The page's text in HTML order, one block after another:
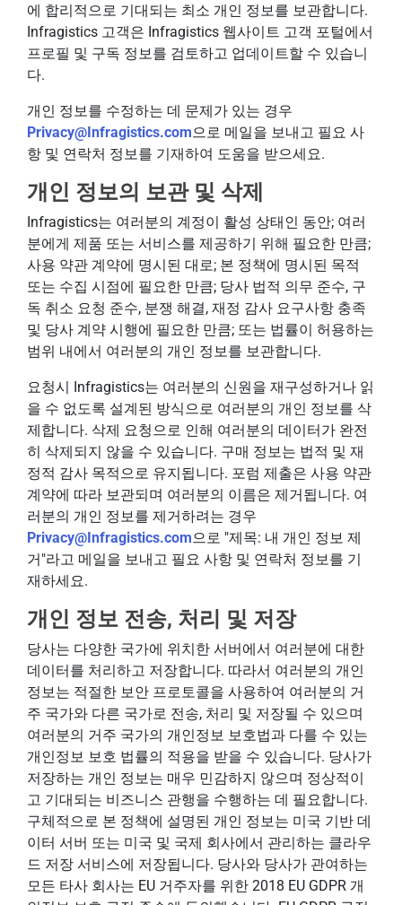
에 합리적으로 기대되는 최소 개인 정보를 보관합니다.
Infragistics 고객은 Infragistics 웹사이트 고객 포털에서
프로필 및 구독 정보를 검토하고 업데이트할 수 있습니
다.
개인 정보를 수정하는 데 문제가 있는 경우
Privacy@Infragistics.com으로 메일을 보내고 필요 사
항 및 연락처 정보를 기재하여 도움을 받으세요.
개인 정보의 보관 및 삭제
Infragistics는 여러분의 계정이 활성 상태인 동안; 여러
분에게 제품 또는 서비스를 제공하기 위해 필요한 만큼;
사용 약관 계약에 명시된 대로; 본 정책에 명시된 목적
또는 수집 시점에 필요한 만큼; 당사 법적 의무 준수, 구
독 취소 요청 준수, 분쟁 해결, 재정 감사 요구사항 충족
및 당사 계약 시행에 필요한 만큼; 또는 법률이 허용하는
범위 내에서 여러분의 개인 정보를 보관합니다.
요청시 Infragistics는 여러분의 신원을 재구성하거나 읽
을 수 없도록 설계된 방식으로 여러분의 개인 정보를 삭
제합니다. 삭제 요청으로 인해 여러분의 데이터가 완전
히 삭제되지 않을 수 있습니다. 구매 정보는 법적 및 재
정적 감사 목적으로 유지됩니다. 포럼 제출은 사용 약관
계약에 따라 보관되며 여러분의 이름은 제거됩니다. 여
러분의 개인 정보를 제거하려는 경우
Privacy@Infragistics.com으로 "제목: 내 개인 정보 제
거"라고 메일을 보내고 필요 사항 및 연락처 정보를 기
재하세요.
개인 정보 전송, 처리 및 저장
당사는 다양한 국가에 위치한 서버에서 여러분에 대한
데이터를 처리하고 저장합니다. 따라서 여러분의 개인
정보는 적절한 보안 프로토콜을 사용하여 여러분의 거
주 국가와 다른 국가로 전송, 처리 및 저장될 수 있으며
여러분의 거주 국가의 개인정보 보호법과 다를 수 있는
개인정보 보호 법률의 적용을 받을 수 있습니다. 당사가
저장하는 개인 정보는 매우 민감하지 않으며 정상적이
고 기대되는 비즈니스 관행을 수행하는 데 필요합니다.
구체적으로 본 정책에 설명된 개인 정보는 미국 기반 데
이터 서버 또는 미국 및 국제 회사에서 관리하는 클라우
드 저장 서비스에 저장됩니다. 당사와 당사가 관여하는
모든 타사 회사는 EU 거주자를 위한 2018 EU GDPR 개